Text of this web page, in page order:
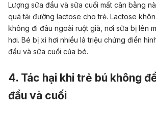
‌Lượng sữa đầu và sữa cuối mất cân bằng
quá tải đường lactose cho trẻ. Lactose
không đi đâu ngoài ruột già, nơi sữa bị lên
hơi. Bé bị xì hơi nhiều là triệu chứng điển
đầu và sữa cuối của bé.
4. Tác hại khi trẻ bú không
đầu và cuối